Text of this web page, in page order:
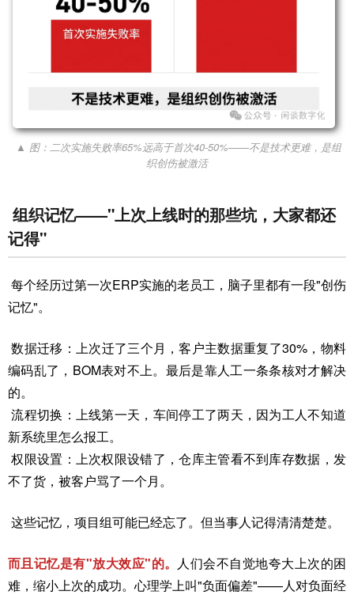
▲ 图：二次实施失败率65%远高于首次40-50%——不是技术更难，是组
织创伤被激活
组织记忆——"上次上线时的那些坑，大家都还
记得"
每个经历过第一次ERP实施的老员工，脑子里都有一段"创伤
记忆"。
数据迁移：上次迁了三个月，客户主数据重复了30%，物料
编码乱了， BOM表对不上。最后是靠人工一条条核对才解决
的。
流程切换：上线第一天，车间停工了两天，因为工人不知道
新系统里怎么报工。
权限设置：上次权限设错了，仓库主管看不到库存数据，发
不了货，被客户骂了一个月。
这些记忆，项目组可能已经忘了。但当事人记得清清楚楚。
而且记忆是有"放大效应"的。 人们会不自觉地夸大上次的困
难，缩小上次的成功。心理学上叫"负面偏差"——人对负面经